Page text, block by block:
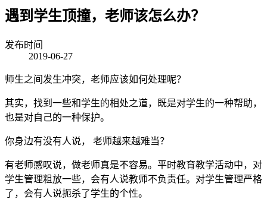
遇到学生顶撞，老师该怎么办？
发布时间
2019-06-27
师生之间发生冲突，老师应该如何处理呢？
其实，找到一些和学生的相处之道，既是对学生的一种帮助，
也是对自己的一种保护。
你身边有没有人说， 老师越来越难当？
有老师感叹说，做老师真是不容易。平时教育教学活动中，对
学生管理粗放一些，会有人说教师不负责任。对学生管理严格
了，会有人说扼杀了学生的个性。